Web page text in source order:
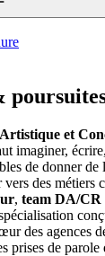
et
imaginer,
de donner
vers des métiers
, team DA/CR
des agences
prises de parole